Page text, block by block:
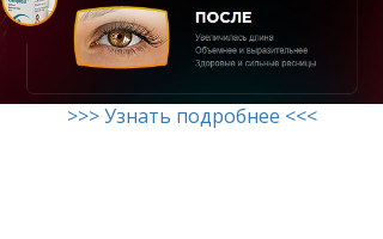
>>> Узнать подробнее <<<